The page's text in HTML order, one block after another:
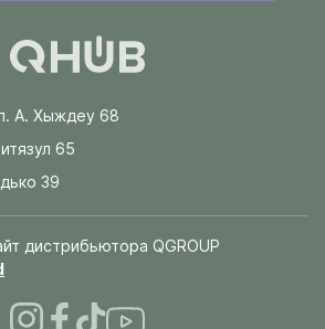
А. Хыждеу 68
65
39
дистрибьютора QGROUP